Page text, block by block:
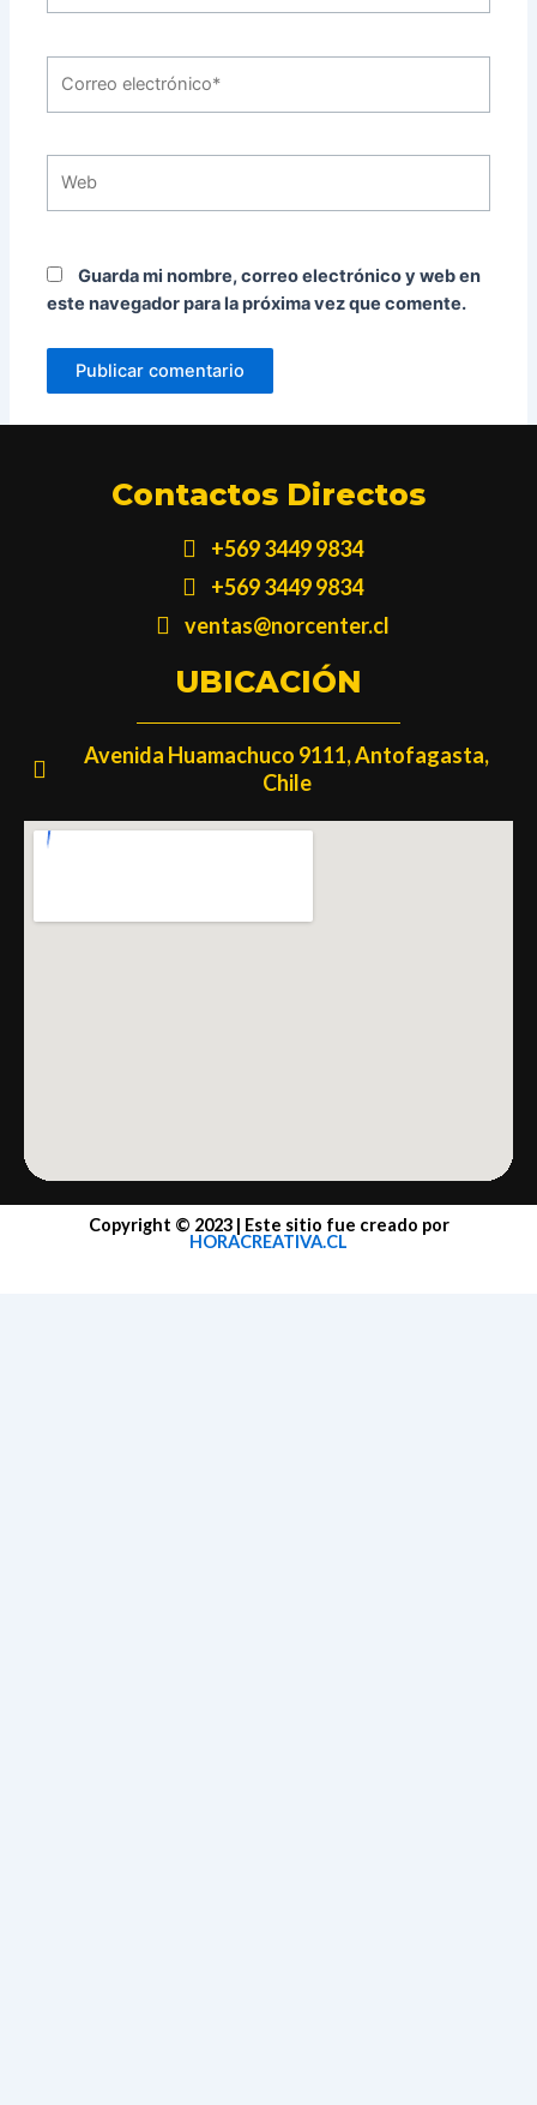
electrónico*
Guarda mi nombre, correo electrónico y web en
este navegador para la próxima vez que comente.
Contactos Directos
+569 3449 9834
+569 3449 9834
ventas@norcenter.cl
UBICACIÓN
Avenida Huamachuco 9111, Antofagasta,
Chile
Copyright © 2023 | Este sitio fue creado por
HORACREATIVA.CL